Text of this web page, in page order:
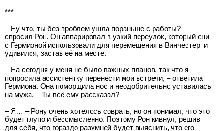
***
– Ну что, ты без проблем ушла пораньше с работы? –
спросил Рон. Он аппарировал в узкий переулок, который они
с Гермионой использовали для перемещения в Винчестер, и
удивился, застав её на месте.
– На сегодня у меня не было важных планов, так что я
попросила ассистентку перенести мои встречи, – ответила
Гермиона. Она поморщила нос и неодобрительно уставилась
на мужа. – Ты всё ему рассказал?
– Я… – Рону очень хотелось соврать, но он понимал, что это
будет глупо и бессмысленно. Поэтому Рон кивнул, решив
для себя, что гораздо разумней будет выяснить, что его